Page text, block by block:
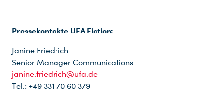
Pressekontakte UFA Fiction:
Janine Friedrich
Senior Manager Communications
janine.friedrich@ufa.de
Tel.: +49 331 70 60 379